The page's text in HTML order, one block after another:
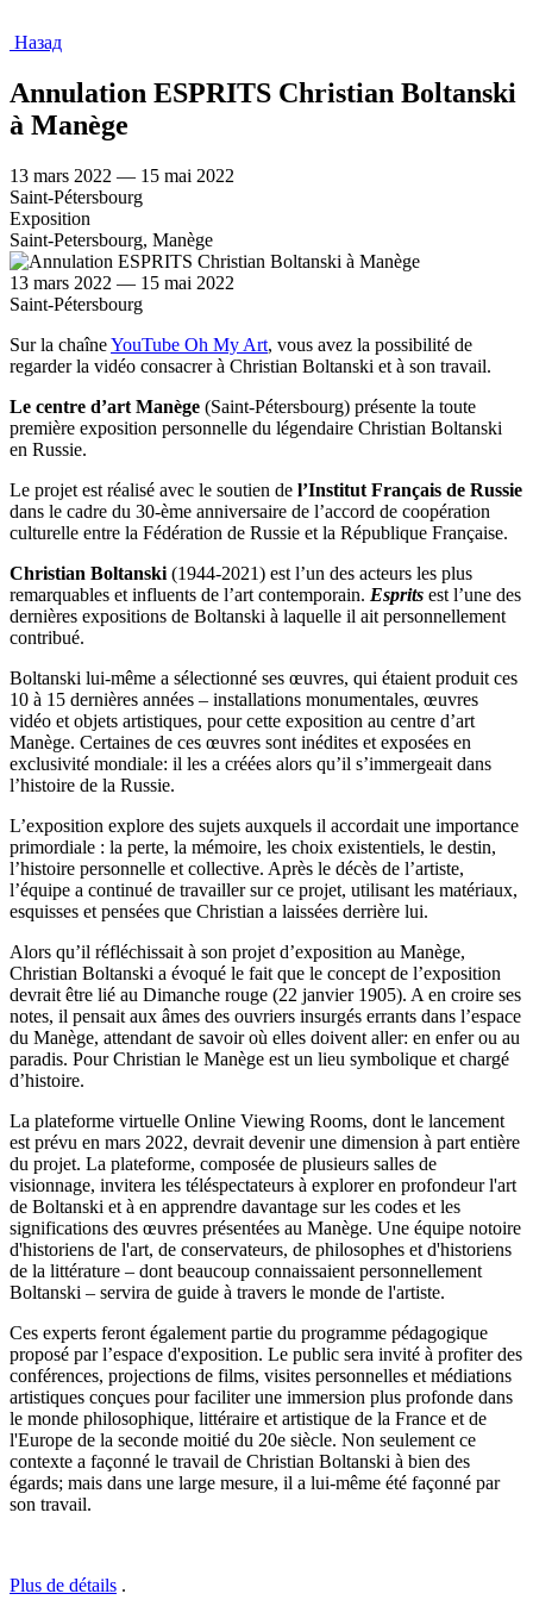
Назад
Annulation ESPRITS Christian Boltanski
à Manège
13 mars 2022 — 15 mai 2022
Saint-Pétersbourg
Exposition
Saint-Petersbourg, Manège
13 mars 2022 — 15 mai 2022
Saint-Pétersbourg
Sur la chaîneYouTube Oh My Art, vous avez la possibilité de
regarder la vidéo consacrer à Christian Boltanski et à son travail.
Le centre d’art Manège (Saint-Pétersbourg) présente la toute
première exposition personnelle du légendaire Christian Boltanski
en Russie.
Le projet est réalisé avec le soutien de l’Institut Français de Russie
dans le cadre du 30-ème anniversaire de l’accord de coopération
culturelle entre la Fédération de Russie et la République Française.
Christian Boltanski (1944-2021) est l’un des acteurs les plus
remarquables et influents de l’art contemporain. Esprits est l’une des
dernières expositions de Boltanski à laquelle il ait personnellement
contribué.
Boltanski lui-même a sélectionné ses œuvres, qui étaient produit ces
10 à 15 dernières années – installations monumentales, œuvres
vidéo et objets artistiques, pour cette exposition au centre d’art
Manège. Certaines de ces œuvres sont inédites et exposées en
exclusivité mondiale: il les a créées alors qu’il s’immergeait dans
l’histoire de la Russie.
L’exposition explore des sujets auxquels il accordait une importance
primordiale : la perte, la mémoire, les choix existentiels, le destin,
l’histoire personnelle et collective. Après le décès de l’artiste,
l’équipe a continué de travailler sur ce projet, utilisant les matériaux,
esquisses et pensées que Christian a laissées derrière lui.
Alors qu’il réfléchissait à son projet d’exposition au Manège,
Christian Boltanski a évoqué le fait que le concept de l’exposition
devrait être lié au Dimanche rouge (22 janvier 1905). A en croire ses
notes, il pensait aux âmes des ouvriers insurgés errants dans l’espace
du Manège, attendant de savoir où elles doivent aller: en enfer ou au
paradis. Pour Christian le Manège est un lieu symbolique et chargé
d’histoire.
La plateforme virtuelle Online Viewing Rooms, dont le lancement
est prévu en mars 2022, devrait devenir une dimension à part entière
du projet. La plateforme, composée de plusieurs salles de
visionnage, invitera les téléspectateurs à explorer en profondeur l'art
de Boltanski et à en apprendre davantage sur les codes et les
significations des œuvres présentées au Manège. Une équipe notoire
d'historiens de l'art, de conservateurs, de philosophes et d'historiens
de la littérature – dont beaucoup connaissaient personnellement
Boltanski – servira de guide à travers le monde de l'artiste.
Ces experts feront également partie du programme pédagogique
proposé par l’espace d'exposition. Le public sera invité à profiter des
conférences, projections de films, visites personnelles et médiations
artistiques conçues pour faciliter une immersion plus profonde dans
le monde philosophique, littéraire et artistique de la France et de
l'Europe de la seconde moitié du 20e siècle. Non seulement ce
contexte a façonné le travail de Christian Boltanski à bien des
égards; mais dans une large mesure, il a lui-même été façonné par
son travail.
Plus de détails .